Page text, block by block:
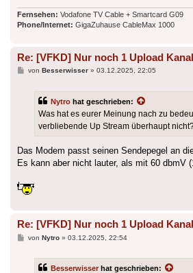
Fernsehen: Vodafone TV Cable + Smartcard G09
Phone/Internet: GigaZuhause CableMax 1000
Re: [VFKD] Nur noch 1 Upload
Beitrag
von Besserwisser» 03.12.2025, 22:05
Nytro hat geschrieben:
Was hat es eurer Meinung nach zu
verbliebende Up Stream überhaupt
Das Modem passt seinen Sendepegel an
Es kann aber nicht lauter, als mit 60 dbmV
Re: [VFKD] Nur noch 1 Upload
Beitrag
von Nytro» 03.12.2025, 22:54
Besserwisser hat geschrieben: